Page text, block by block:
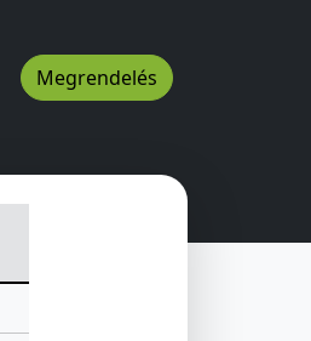
Megrendelés